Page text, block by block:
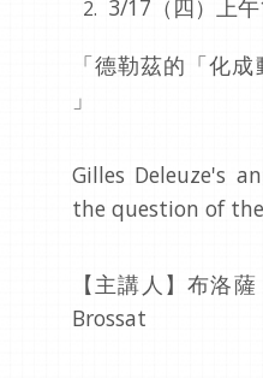
3/17（四）上
「德勒茲的「化
」
Gilles Deleuze's
the question of
【主講人】布洛
Brossat